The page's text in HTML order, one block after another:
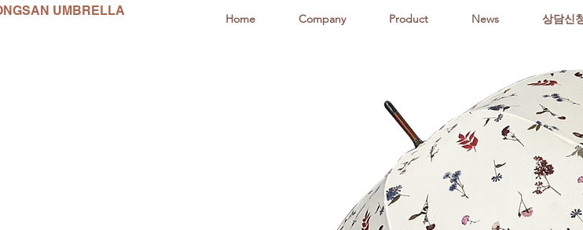
UMBRELLA
Home Company Product News 상담신